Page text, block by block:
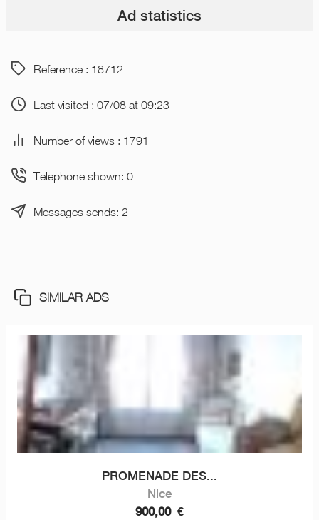
Ad statistics
Reference : 18712
Last visited : 07/08 at 09:23
Number of views : 1791
Telephone shown: 0
Messages sends: 2
SIMILAR ADS
PROMENADE DES...
Nice
900,00 €